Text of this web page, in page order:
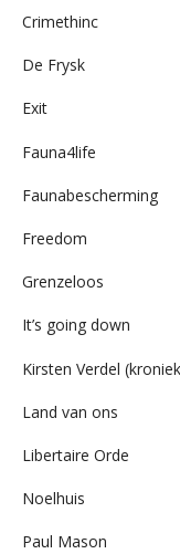
Crimethinc
De Frysk
Exit
Fauna4life
Faunabescherming
Freedom
Grenzeloos
It’s going down
Kirsten Verdel
Land van ons
Libertaire Orde
Noelhuis
Paul Mason